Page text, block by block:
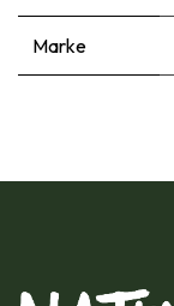
Marke